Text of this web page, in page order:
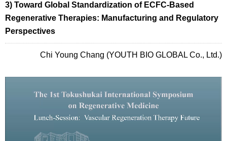
3) Toward Global Standardization of ECFC-Based
Regenerative Therapies: Manufacturing and Regulatory
Perspectives
Chi Young Chang (YOUTH BIO GLOBAL Co., Ltd.)